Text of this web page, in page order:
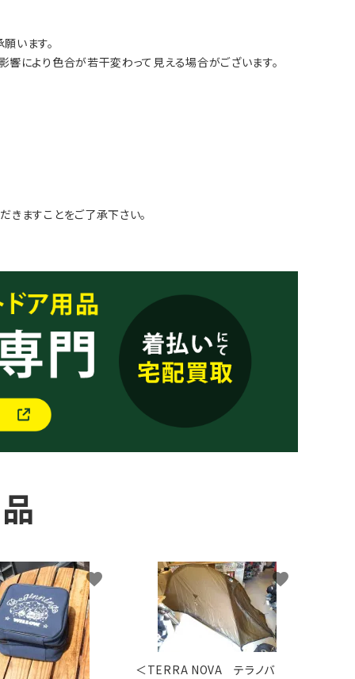
います。
により色合が若干変わって見える場合がございます。
ますことをご了承下さい。
favorite
＜TERRA NOVA テラノバ
favorite